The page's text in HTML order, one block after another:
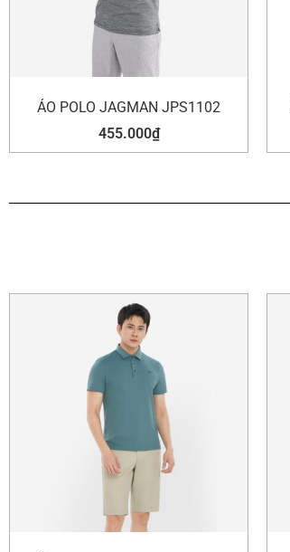
ÁO POLO JAGMAN JPS1102
455.000₫